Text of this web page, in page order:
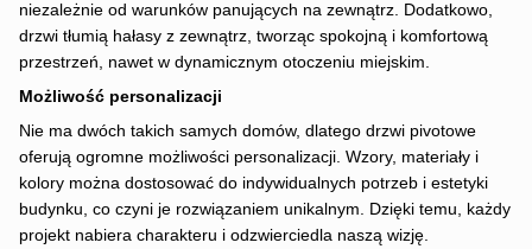
niezależnie od warunków panujących na zewnątrz. Dodatkowo,
drzwi tłumią hałasy z zewnątrz, tworząc spokojną i komfortową
przestrzeń, nawet w dynamicznym otoczeniu miejskim.
Możliwość personalizacji
Nie ma dwóch takich samych domów, dlatego drzwi pivotowe
oferują ogromne możliwości personalizacji. Wzory, materiały i
kolory można dostosować do indywidualnych potrzeb i estetyki
budynku, co czyni je rozwiązaniem unikalnym. Dzięki temu, każdy
projekt nabiera charakteru i odzwierciedla naszą wizję.